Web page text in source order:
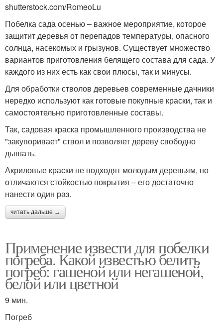
shutterstock.com/RomeoLu
Побелка сада осенью – важное мероприятие, которое
защитит деревья от перепадов температуры, опасного
солнца, насекомых и грызунов. Существует множество
вариантов приготовления белящего состава для сада. У
каждого из них есть как свои плюсы, так и минусы.
Для обработки стволов деревьев современные дачники
нередко используют как готовые покупные краски, так и
самостоятельно приготовленные составы.
Так, садовая краска промышленного производства не
"закупоривает" ствол и позволяет дереву свободно
дышать.
Акриловые краски не подходят молодым деревьям, но
отличаются стойкостью покрытия – его достаточно
нанести один раз.
читать дальше →
Применение извести для побелки
погреба. Какой известью белить
погреб: гашеной или негашеной,
белой или цветной
9 мин.
Погреб